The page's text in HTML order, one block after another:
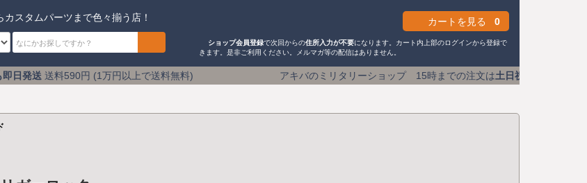
カスタムパーツまで色々揃う店！ カートを見る 0
ショップ会員登録で次回からの住所入力が不要になります。カート内上部のログインから登録で
きます。是非ご利用ください。メルマガ等の配信はありません。
(1万円以上で送料無料) アキバのミリタリーショップ 15時までの注文は 土日祝も即日発送送料590円 (1万